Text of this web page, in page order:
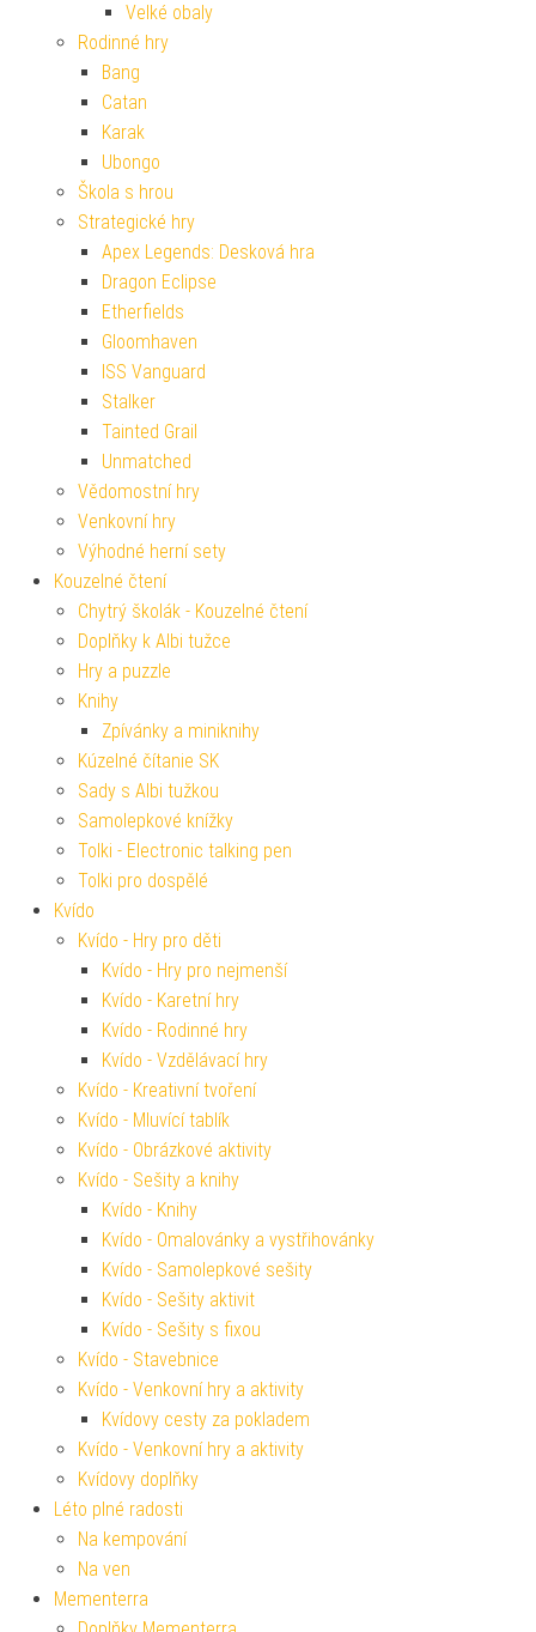
Velké obaly
Rodinné hry
Bang
Catan
Karak
Ubongo
Škola s hrou
Strategické hry
Apex Legends: Desková hra
Dragon Eclipse
Etherfields
Gloomhaven
ISS Vanguard
Stalker
Tainted Grail
Unmatched
Vědomostní hry
Venkovní hry
Výhodné herní sety
Kouzelné čtení
Chytrý školák - Kouzelné čtení
Doplňky k Albi tužce
Hry a puzzle
Knihy
Zpívánky a miniknihy
Kúzelné čítanie SK
Sady s Albi tužkou
Samolepkové knížky
Tolki - Electronic talking pen
Tolki pro dospělé
Kvído
Kvído - Hry pro děti
Kvído - Hry pro nejmenší
Kvído - Karetní hry
Kvído - Rodinné hry
Kvído - Vzdělávací hry
Kvído - Kreativní tvoření
Kvído - Mluvící tablík
Kvído - Obrázkové aktivity
Kvído - Sešity a knihy
Kvído - Knihy
Kvído - Omalovánky a vystřihovánky
Kvído - Samolepkové sešity
Kvído - Sešity aktivit
Kvído - Sešity s fixou
Kvído - Stavebnice
Kvído - Venkovní hry a aktivity
Kvídovy cesty za pokladem
Kvído - Venkovní hry a aktivity
Kvídovy doplňky
Léto plné radosti
Na kempování
Na ven
Mementerra